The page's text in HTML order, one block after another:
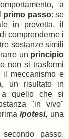
a
primo passo: se
in provetta, il
comprenderne i
sostanze simili
un principio
non si trasformi
il meccanismo e
un risultato in
a quello che si
"in vivo"
ipotesi, una
passo,